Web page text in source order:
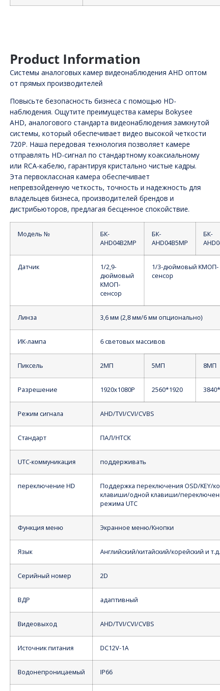
Product Information
Системы аналоговых камер видеонаблюдения AHD оптом
от прямых производителей
Повысьте безопасность бизнеса с помощью HD-
наблюдения. Ощутите преимущества камеры Bokysee
AHD, аналогового стандарта видеонаблюдения замкнутой
системы, который обеспечивает видео высокой четкости
720P. Наша передовая технология позволяет камере
отправлять HD-сигнал по стандартному коаксиальному
или RCA-кабелю, гарантируя кристально чистые кадры.
Эта первоклассная камера обеспечивает
непревзойденную четкость, точность и надежность для
владельцев бизнеса, производителей брендов и
дистрибьюторов, предлагая бесценное спокойствие.
Модель №
БК-
AHD04B2MP
БК-
AHD04B5MP
БК-
Датчик
1/2,9-
дюймовый
КМОП-
сенсор
1/3-дюймовый КМОП-
сенсор
Линза 3,6 мм (2,8 мм/6 мм опционально)
ИК-лампа 6 световых массивов
Пиксель 2МП 5МП 8МП
Разрешение 1920x1080P 2560*1920
Режим сигнала AHD/TVI/CVI/CVBS
Стандарт ПАЛ/НТСК
UTC-коммуникация поддерживать
переключение HD
Поддержка переключения OSD/KEY/
клавиши/одной клавиши/
режима UTC
Функция меню Экранное меню/Кнопки
Язык Английский/китайский/корейский и т.д.
Серийный номер 2D
ВДР адаптивный
Видеовыход AHD/TVI/CVI/CVBS
Источник питания DC12V-1A
Водонепроницаемый IP66